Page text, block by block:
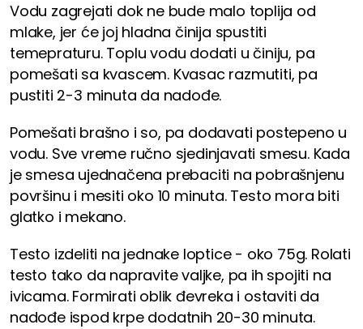
Vodu zagrejati dok ne bude malo toplija od
mlake, jer će joj hladna činija spustiti
temepraturu. Toplu vodu dodati u činiju, pa
pomešati sa kvascem. Kvasac razmutiti, pa
pustiti 2-3 minuta da nadođe.
Pomešati brašno i so, pa dodavati postepeno u
vodu. Sve vreme ručno sjedinjavati smesu. Kada
je smesa ujednačena prebaciti na pobrašnjenu
površinu i mesiti oko 10 minuta. Testo mora biti
glatko i mekano.
Testo izdeliti na jednake loptice - oko 75g. Rolati
testo tako da napravite valjke, pa ih spojiti na
ivicama. Formirati oblik đevreka i ostaviti da
nadođe ispod krpe dodatnih 20-30 minuta.